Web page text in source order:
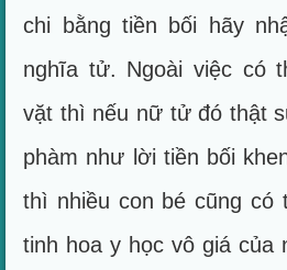
chi bằng tiền bối hãy
nghĩa tử. Ngoài việc có
vặt thì nếu nữ tử đó thật
phàm như lời tiền bối
thì nhiều con bé cũng có
tinh hoa y học vô giá của